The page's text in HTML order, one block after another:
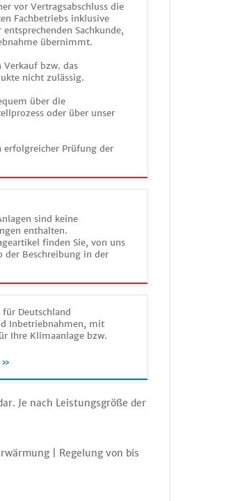
vor Vertragsabschluss die
Fachbetriebs inklusive
Sachkunde,
übernimmt.
Verkauf bzw. das
nicht zulässig.
über die
oder über unser
erfolgreicher Prüfung der
sind keine
enthalten.
finden Sie, von uns
Beschreibung in der
Deutschland
Inbetriebnahmen, mit
Ihre Klimaanlage bzw.
»
Je nach Leistungsgröße der
| Regelung von bis